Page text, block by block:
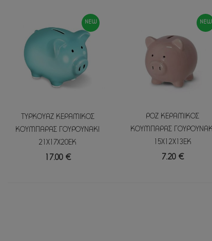
NEW
ΤΥΡΚΟΥΑΖ ΚΕΡΑΜΙΚΟΣ
ΚΟΥΜΠΑΡΑΣ ΓΟΥΡΟΥΝΑΚΙ
21Χ17Χ20ΕΚ
17.00 €
NEW
ΡΟΖ ΚΕΡΑΜΙΚΟΣ
ΚΟΥΜΠΑΡΑΣ
15Χ12Χ13ΕΚ
7.20 €